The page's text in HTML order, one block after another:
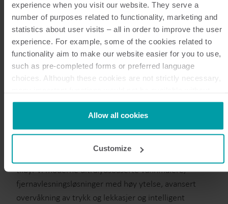
experience when you visit our website. They serve a
number of purposes related to functionality, marketing and
statistics about user visits – all in order to improve the user
experience. For example, some of the cookies related to
functionality aim to make our website easier for you to use,
such as pre-completed forms or preferred language
choices. Although these cookies are not strictly necessary,
them.
Kamstrup makes use of third-party cookies. A third-party
cookie is installed by someone other than us, such as other
You can at any time change or withdraw your consent from
the Cookie Declaration
here
Allow all cookies
Customize
Smart vannmåling fra
Kamstrup
Med vår erfaring på over 15 år fra vann-industrien
tilbyr vi moderne ultralydsbaserte vannmålere,
fjernavlesningsløsninger med høy ytelse, avansert
overvåkning av trykk og lekkasjer og intelligent